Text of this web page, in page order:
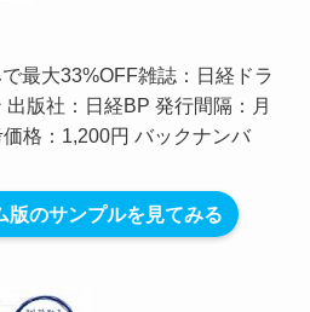
最大33%OFF雑誌：日経ドラ
版社：日経BP 発行間隔：月
格：1,200円 バックナンバ
版のサンプルを見てみる